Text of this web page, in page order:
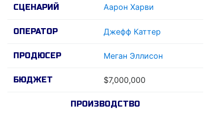
СЦЕНАРИЙ Аарон Харви
ОПЕРАТОР Джефф Каттер
ПРОДЮСЕР Меган Эллисон
БЮДЖЕТ $7,000,000
ПРОИЗВОДСТВО